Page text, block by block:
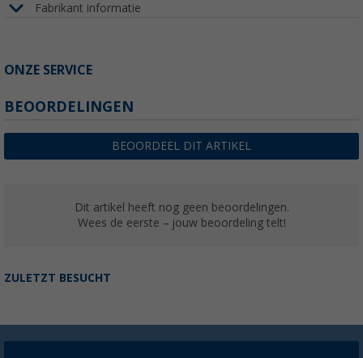
Fabrikant informatie
ONZE SERVICE
BEOORDELINGEN
BEOORDEEL DIT ARTIKEL
Dit artikel heeft nog geen beoordelingen.
Wees de eerste – jouw beoordeling telt!
ZULETZT BESUCHT